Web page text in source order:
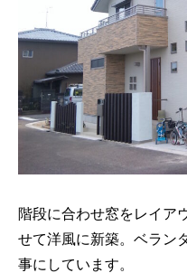
階段に合わせ窓をレイア
せて洋風に新築。ベラン
事にしています。